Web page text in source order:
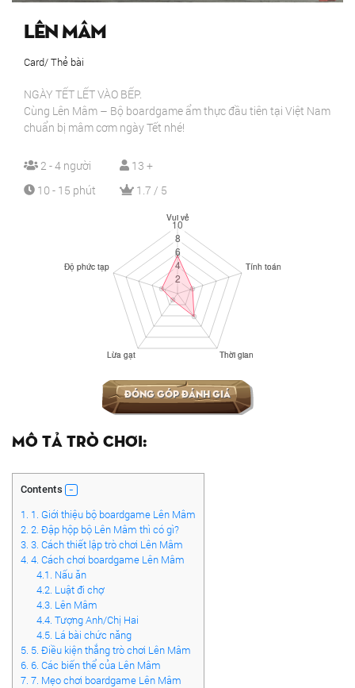
Lên Mâm
Card/ Thẻ bài
NGÀY TẾT LẾT VÀO BẾP.
Cùng Lên Mâm – Bộ boardgame ẩm thực đầu tiên tại Việt Nam
chuẩn bị mâm cơm ngày Tết nhé!
2 - 4 người
10 - 15 phút
13 +
1.7 / 5
Đóng góp đánh giá
Mô tả trò chơi:
Contents
1. 1. Giới thiệu bộ boardgame Lên Mâm
2. 2. Đập hộp bộ Lên Mâm thì có gì?
3. 3. Cách thiết lập trò chơi Lên Mâm
4. 4. Cách chơi boardgame Lên Mâm
4.1. Nấu ăn
4.2. Luật đi chợ
4.3. Lên Mâm
4.4. Tượng Anh/Chị Hai
4.5. Lá bài chức năng
5. 5. Điều kiện thắng trò chơi Lên Mâm
6. 6. Các biến thể của Lên Mâm
7. 7. Mẹo chơi boardgame Lên Mâm